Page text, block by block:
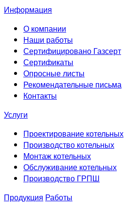
Информация
О компании
Наши работы
Сертифицировано Газсерт
Сертификаты
Опросные листы
Рекомендательные письма
Контакты
Услуги
Проектирование котельных
Производство котельных
Монтаж котельных
Обслуживание котельных
Производство ГРПШ
Продукция Работы